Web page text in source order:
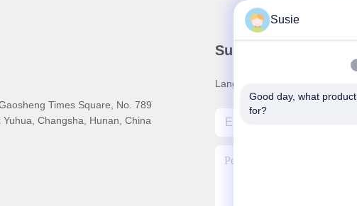
Times Square, No. 789
Changsha, Hunan, China
Surat Kabar Kami
Langganan buletin kami untuk
Susie
Good day, what
for?